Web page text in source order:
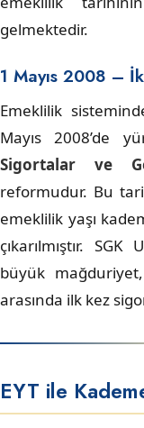
gelmektedir.
1 Mayıs 2008 –
Emeklilik
Mayıs 2008’de
Sigortalar ve
reformudur. Bu
emeklilik yaşı
çıkarılmıştır.
büyük
arasında ilk kez
EYT ile